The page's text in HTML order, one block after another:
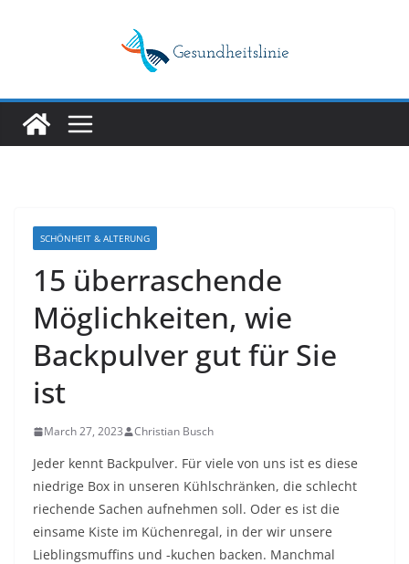
SCHÖNHEIT & ALTERUNG
15 überraschende
Möglichkeiten, wie
Backpulver gut für Sie
ist
March 27, 2023 Christian Busch
Jeder kennt Backpulver. Für viele von uns ist es diese
niedrige Box in unseren Kühlschränken, die schlecht
riechende Sachen aufnehmen soll. Oder es ist die
einsame Kiste im Küchenregal, in der wir unsere
Lieblingsmuffins und -kuchen backen. Manchmal